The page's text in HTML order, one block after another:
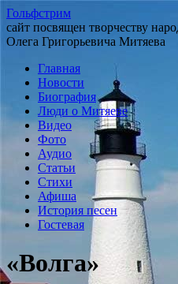
Гольфстрим
сайт посвящен творчеству
Олега Григорьевича Митяева
Главная
Новости
Биография
Люди о Митяеве
Видео
Фото
Аудио
Статьи
Стихи
Афиша
История песен
Гостевая
«Волга»